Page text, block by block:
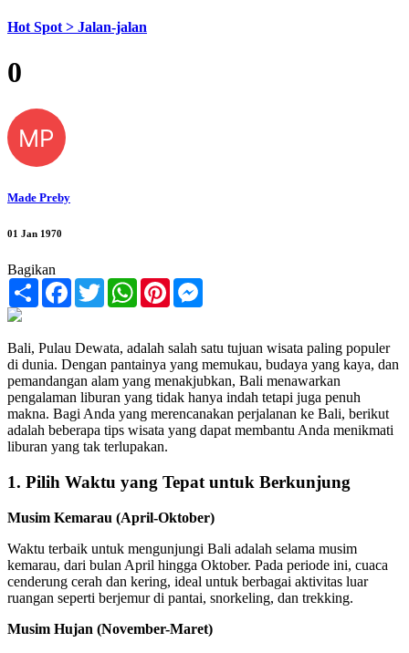
Hot Spot > Jalan-jalan
0
MP
Made Preby
01 Jan 1970
Bagikan
Share FacebookTwitterWhatsApp
Pinterest
Bali, Pulau Dewata, adalah salah satu tujuan wisata paling populer
di dunia. Dengan pantainya yang memukau, budaya yang kaya, dan
pemandangan alam yang menakjubkan, Bali menawarkan
pengalaman liburan yang tidak hanya indah tetapi juga penuh
makna. Bagi Anda yang merencanakan perjalanan ke Bali, berikut
adalah beberapa tips wisata yang dapat membantu Anda menikmati
liburan yang tak terlupakan.
1. Pilih Waktu yang Tepat untuk Berkunjung
Musim Kemarau (April-Oktober)
Waktu terbaik untuk mengunjungi Bali adalah selama musim
kemarau, dari bulan April hingga Oktober. Pada periode ini, cuaca
cenderung cerah dan kering, ideal untuk berbagai aktivitas luar
ruangan seperti berjemur di pantai, snorkeling, dan trekking.
Musim Hujan (November-Maret)